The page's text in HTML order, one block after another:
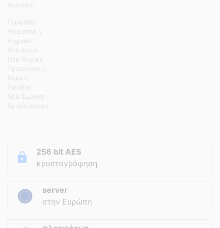
Μαρούσι
Γλυφάδα
Ηλιούπολη
Κηφισιά
Νέα Ιωνία
Νέο Ψυχικό
Πετρούπολη
Άλιμος
Γαλάτσι
Νέα Σμύρνη
Αμπελόκηποι
256 bit AES
κρυπτογράφηση
server
στην Ευρώπη